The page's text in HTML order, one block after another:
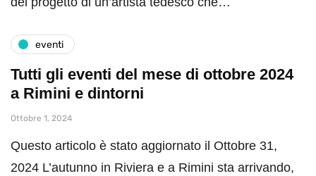
eventi
Tutti gli eventi del mese di ottobre 2024
a Rimini e dintorni
Ottobre 1, 2024
Questo articolo è stato aggiornato il Ottobre 31,
2024 L’autunno in Riviera e a Rimini sta arrivando,